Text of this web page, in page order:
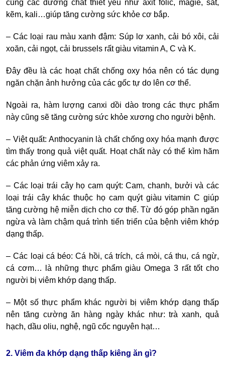
cũng các dưỡng chất thiết yếu như axit folic, magie, sắt,
kẽm, kali…giúp tăng cường sức khỏe cơ bắp.
– Các loại rau màu xanh đậm: Súp lơ xanh, cải bó xôi, cải
xoăn, cải ngọt, cải brussels rất giàu vitamin A, C và K.
Đây đều là các hoạt chất chống oxy hóa nên có tác dụng
ngăn chặn ảnh hưởng của các gốc tự do lên cơ thể.
Ngoài ra, hàm lượng canxi dồi dào trong các thực phẩm
này cũng sẽ tăng cường sức khỏe xương cho người bệnh.
– Việt quất: Anthocyanin là chất chống oxy hóa mạnh được
tìm thấy trong quả việt quất. Hoạt chất này có thể kìm hãm
các phản ứng viêm xảy ra.
– Các loại trái cây họ cam quýt: Cam, chanh, bưởi và các
loại trái cây khác thuộc họ cam quýt giàu vitamin C giúp
tăng cường hệ miễn dịch cho cơ thể. Từ đó góp phần ngăn
ngừa và làm chậm quá trình tiến triển của bệnh viêm khớp
dạng thấp.
– Các loại cá béo: Cá hồi, cá trích, cá mòi, cá thu, cá ngừ,
cá cơm… là những thực phẩm giàu Omega 3 rất tốt cho
người bị viêm khớp dạng thấp.
– Một số thực phẩm khác người bị viêm khớp dạng thấp
nên tăng cường ăn hàng ngày khác như: trà xanh, quả
hạch, dầu oliu, nghệ, ngũ cốc nguyên hạt…
2. Viêm đa khớp dạng thấp kiêng ăn gì?